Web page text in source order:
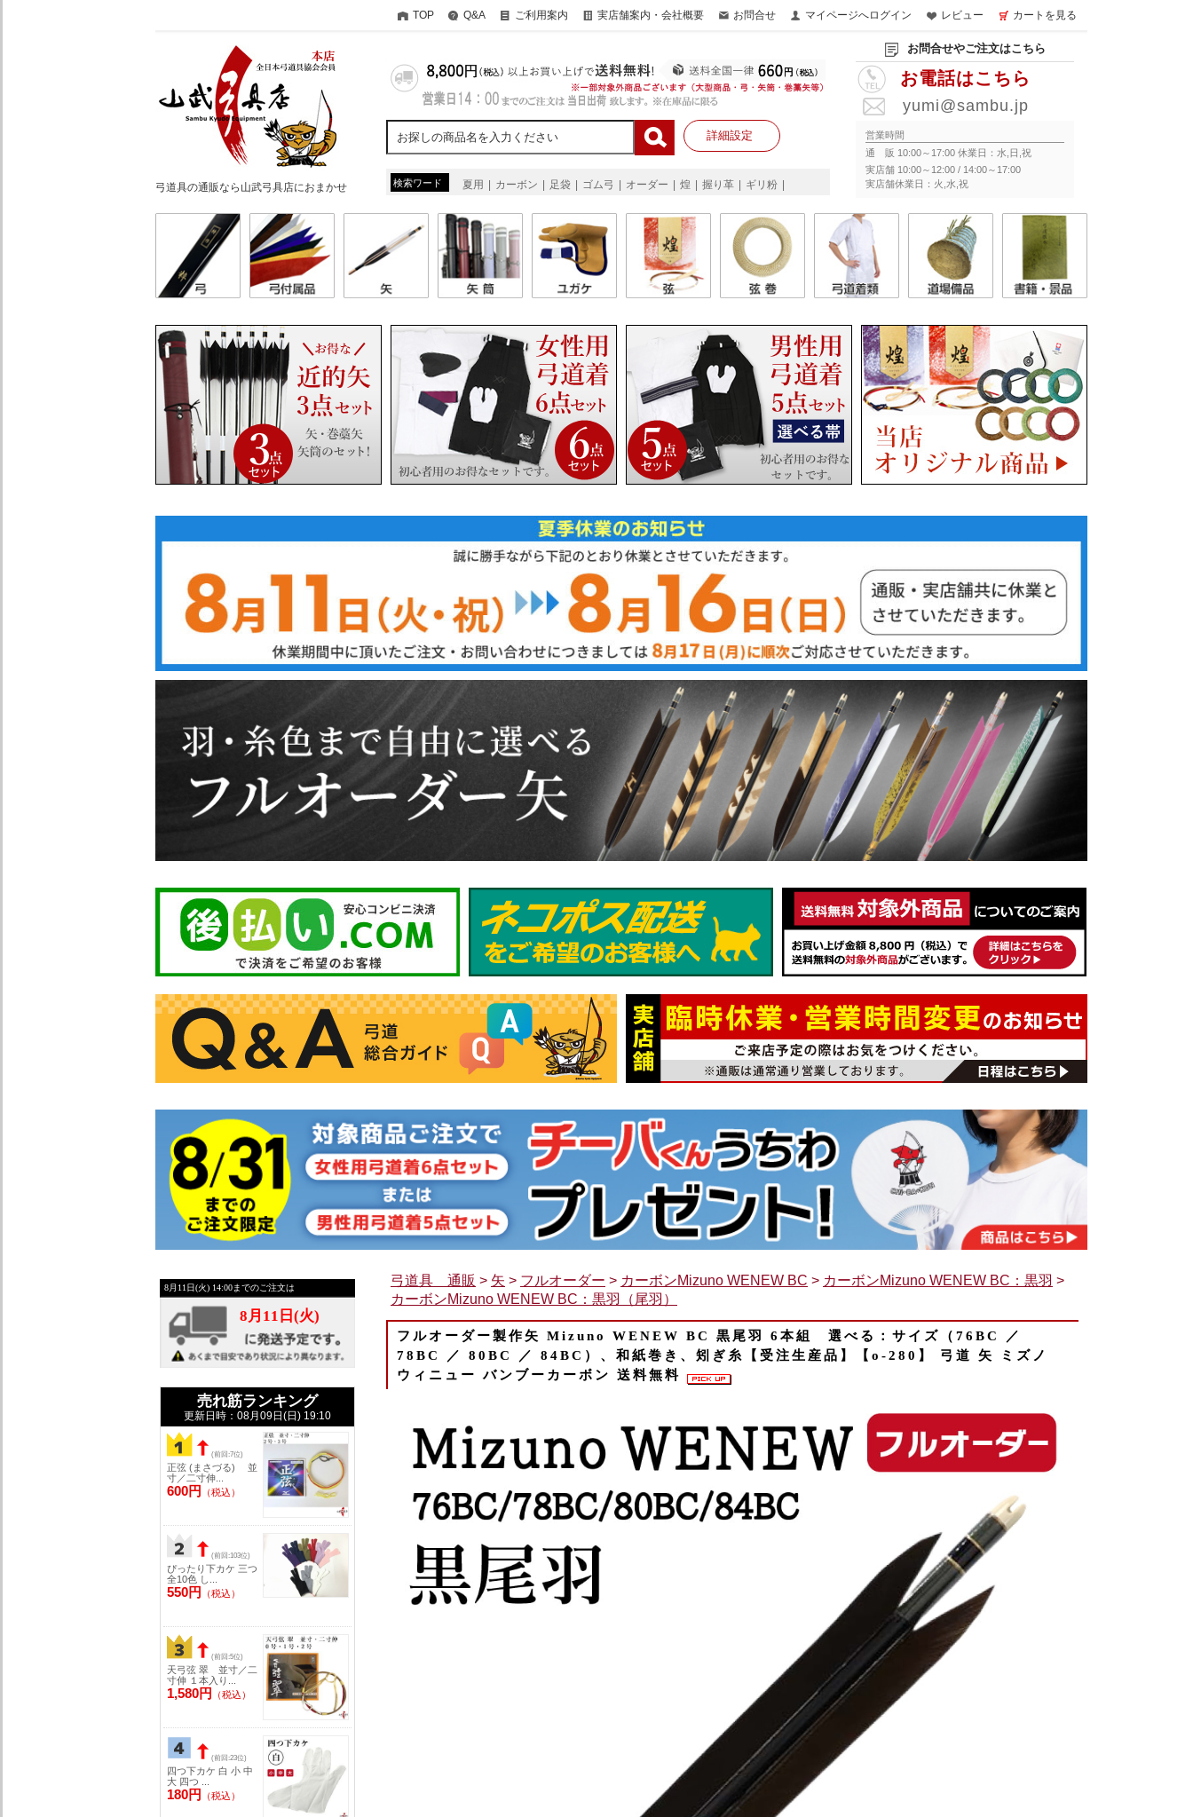
TOP Q&A ご利用案内 実店舗案内・会社概要 お問合せ マイページへログイン レビュー カートを見る
弓道具の通販なら山武弓具店におまかせ
詳細設定
検索ワード 夏用 カーボン 足袋 ゴム弓 オーダー 煌 握り革 ギリ粉
お問合せやご注文はこちら
お電話はこちら
yumi@sambu.jp
営業時間
通 販 10:00～17:00 休業日：水,日,祝
実店舗 10:00～12:00 / 14:00～17:00
実店舗休業日：火,水,祝
弓道具 通販 > 矢 > フルオーダー > カーボンMizuno WENEW BC > カーボンMizuno WENEW BC：黒羽 >
カーボンMizuno WENEW BC：黒羽（尾羽）
フルオーダー製作矢 Mizuno WENEW BC 黒尾羽 6本組 選べる：サイズ（76BC ／
78BC ／ 80BC ／ 84BC）、和紙巻き、矧ぎ糸【受注生産品】【o-280】 弓道 矢 ミズノ
ウィニュー バンブーカーボン 送料無料